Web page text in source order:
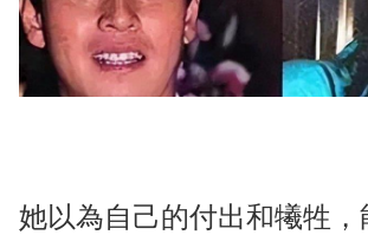
她以為自己的付出和犧牲，